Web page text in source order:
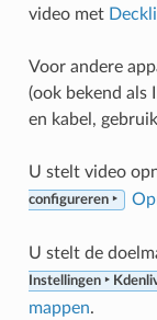
video met
Voor andere
(ook bekend als
en kabel, gebruik
U stelt video
configureren ‣
U stelt de
Instellingen ‣
mappen.